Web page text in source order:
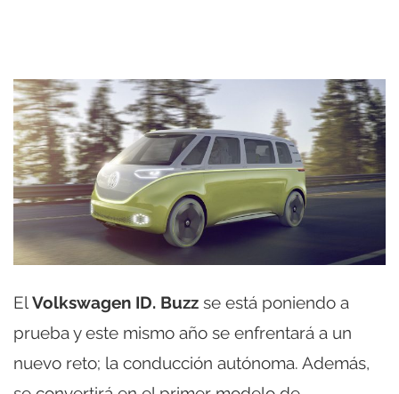
ElVolkswagen ID. Buzz se está poniendo a
prueba y este mismo año se enfrentará a un
nuevo reto; la conducción autónoma. Además,